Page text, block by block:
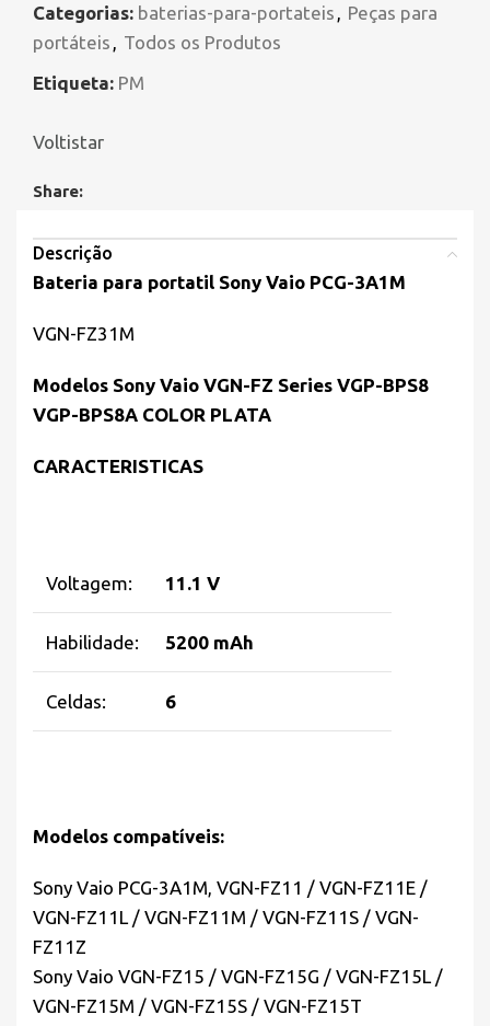
Categorias: baterias-para-portateis
Peças para
portáteis
Todos os Produtos
Etiqueta: PM
Voltistar
Share:
Descrição
Bateria para portatil Sony Vaio PCG-3A1M
VGN-FZ31M
Modelos Sony Vaio VGN-FZ Series VGP-BPS8
VGP-BPS8A COLOR PLATA
CARACTERISTICAS
Voltagem: 11.1 V
Habilidade: 5200 mAh
Celdas: 6
Modelos compatíveis:
Sony Vaio PCG-3A1M, VGN-FZ11 / VGN-FZ11E /
VGN-FZ11L / VGN-FZ11M / VGN-FZ11S / VGN-
FZ11Z
Sony Vaio VGN-FZ15 / VGN-FZ15G / VGN-FZ15L /
VGN-FZ15M / VGN-FZ15S / VGN-FZ15T